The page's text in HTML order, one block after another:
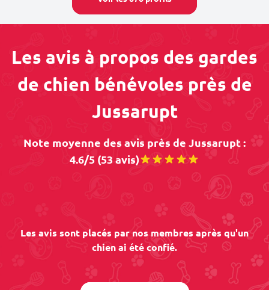
Les avis à propos des gardes
de chien bénévoles près de
Jussarupt
Note moyenne des avis près de Jussarupt :
4.6/5 (53 avis)
Les avis sont placés par nos membres après qu'un
chien ai été confié.